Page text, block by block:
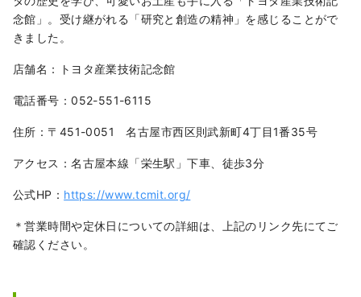
念館」。受け継がれる「研究と創造の精神」を感じることがで
きました。
店舗名：トヨタ産業技術記念館
電話番号：052-551-6115
住所：〒451-0051 名古屋市西区則武新町4丁目1番35号
アクセス：名古屋本線「栄生駅」下車、徒歩3分
公式HP： https://www.tcmit.org/
＊営業時間や定休日についての詳細は、上記のリンク先にてご
確認ください。